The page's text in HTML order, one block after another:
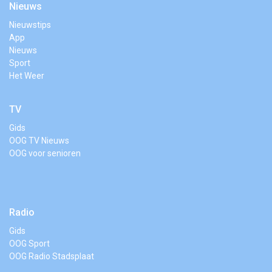
Nieuws
Nieuwstips
App
Nieuws
Sport
Het Weer
TV
Gids
OOG TV Nieuws
OOG voor senioren
Radio
Gids
OOG Sport
OOG Radio Stadsplaat